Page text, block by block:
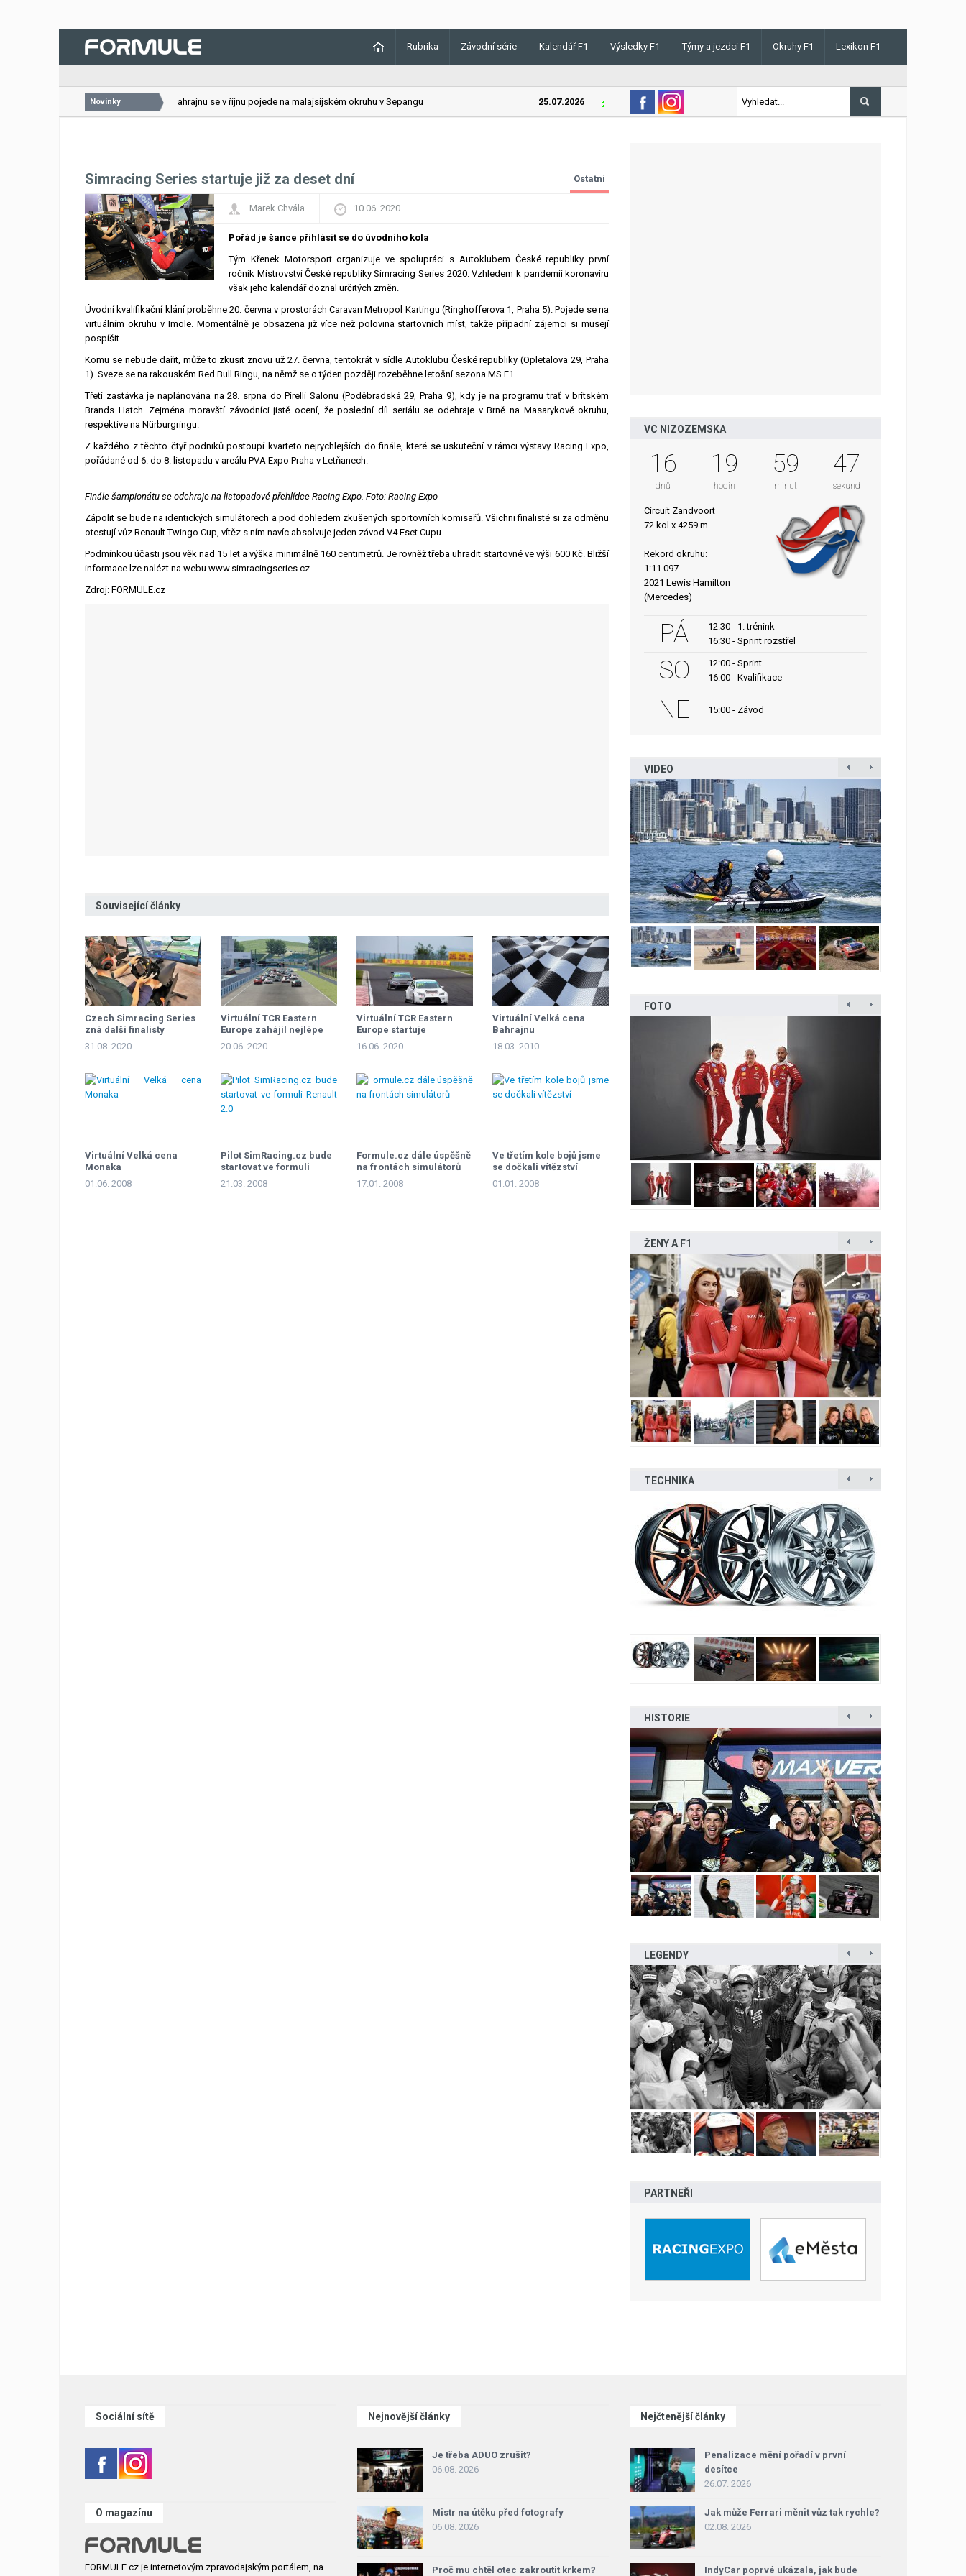
Rubrika Závodní série Kalendář F1 Výsledky F1 Týmy a jezdci F1 Okruhy F1 Lexikon F1
Novinky
26.07.2026 VC Bahrajnu se v říjnu pojede na malajsijském okruhu v Sepangu 25.07.2026 Lando Norris v Maďarsku letos poprvé vyhrál kvalifikaci
Simracing Series startuje již za deset dní Ostatní
Marek Chvála 10.06. 2020
Pořád je šance přihlásit se do úvodního kola
Tým Křenek Motorsport organizuje ve spolupráci s Autoklubem České republiky první
ročník Mistrovství České republiky Simracing Series 2020. Vzhledem k pandemii koronaviru
však jeho kalendář doznal určitých změn.
Úvodní kvalifikační klání proběhne 20. června v prostorách Caravan Metropol Kartingu (Ringhofferova 1, Praha 5). Pojede se na
virtuálním okruhu v Imole. Momentálně je obsazena již více než polovina startovních míst, takže případní zájemci si musejí
pospíšit.
Komu se nebude dařit, může to zkusit znovu už 27. června, tentokrát v sídle Autoklubu České republiky (Opletalova 29, Praha
1). Sveze se na rakouském Red Bull Ringu, na němž se o týden později rozeběhne letošní sezona MS F1.
Třetí zastávka je naplánována na 28. srpna do Pirelli Salonu (Poděbradská 29, Praha 9), kdy je na programu trať v britském
Brands Hatch. Zejména moravští závodníci jistě ocení, že poslední díl seriálu se odehraje v Brně na Masarykově okruhu,
respektive na Nürburgringu.
Z každého z těchto čtyř podniků postoupí kvarteto nejrychlejších do finále, které se uskuteční v rámci výstavy Racing Expo,
pořádané od 6. do 8. listopadu v areálu PVA Expo Praha v Letňanech.
Finále šampionátu se odehraje na listopadové přehlídce Racing Expo. Foto: Racing Expo
Zápolit se bude na identických simulátorech a pod dohledem zkušených sportovních komisařů. Všichni finalisté si za odměnu
otestují vůz Renault Twingo Cup, vítěz s ním navíc absolvuje jeden závod V4 Eset Cupu.
Podmínkou účasti jsou věk nad 15 let a výška minimálně 160 centimetrů. Je rovněž třeba uhradit startovné ve výši 600 Kč. Bližší
informace lze nalézt na webu www.simracingseries.cz.
Zdroj: FORMULE.cz
Související články
Czech Simracing Series
zná další finalisty
31.08. 2020
Virtuální TCR Eastern
Europe zahájil nejlépe
Groszek
20.06. 2020
Virtuální TCR Eastern
Europe startuje
16.06. 2020
Virtuální Velká cena
Bahrajnu
18.03. 2010
Virtuální Velká cena
Monaka
01.06. 2008
Pilot SimRacing.cz bude
startovat ve formuli
Renault 2.0
21.03. 2008
Formule.cz dále úspěšně
na frontách simulátorů
17.01. 2008
Ve třetím kole bojů jsme
se dočkali vítězství
01.01. 2008
VC NIZOZEMSKA
16
dnů
19
hodin
59
minut
46
sekund
Circuit Zandvoort
72 kol x 4259 m
Rekord okruhu:
1:11.097
2021 Lewis Hamilton
(Mercedes)
PÁ
12:30 - 1. trénink
16:30 - Sprint rozstřel
SO
12:00 - Sprint
16:00 - Kvalifikace
NE 15:00 - Závod
VIDEO
FOTO
ŽENY A F1
TECHNIKA
HISTORIE
LEGENDY
PARTNEŘI
Sociální sítě
O magazínu
FORMULE.cz je internetovým zpravodajským portálem, na
Nejnovější články
Je třeba ADUO zrušit?
06.08. 2026
Mistr na útěku před fotografy
06.08. 2026
Proč mu chtěl otec zakroutit krkem?
Nejčtenější články
Penalizace mění pořadí v první
desítce
26.07. 2026
Jak může Ferrari měnit vůz tak rychle?
02.08. 2026
IndyCar poprvé ukázala, jak bude